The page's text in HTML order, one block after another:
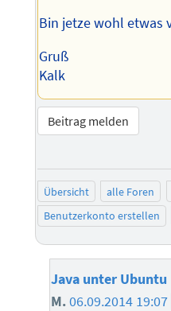
Bin jetze wohl etwas
Gruß
Kalk
Beitrag melden
Übersicht alle Foren
Benutzerkonto erstellen
Java unter Ubuntu
M.06.09.2014 19:07